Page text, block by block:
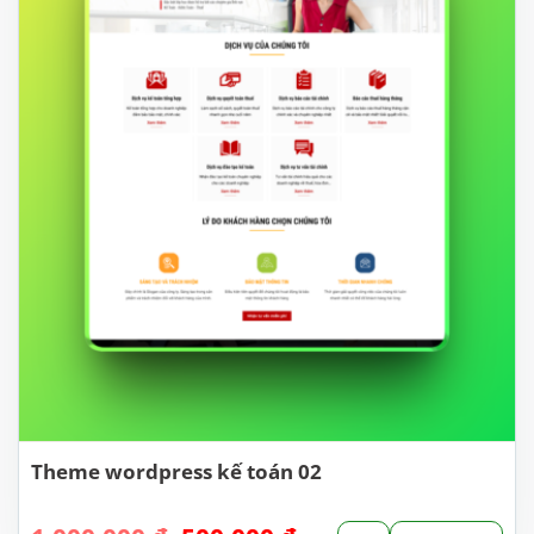
Theme wordpress kế toán 02